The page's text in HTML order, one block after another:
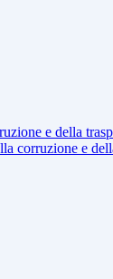
e della
corruzione e